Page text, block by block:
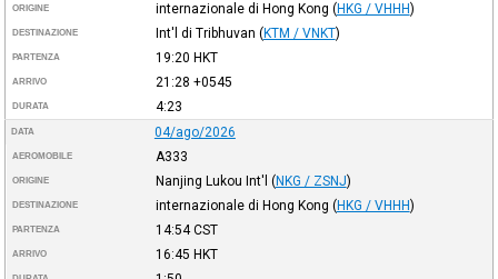
ORIGINE internazionale di Hong Kong (HKG / VHHH)
DESTINAZIONE Int'l di Tribhuvan (KTM / VNKT)
PARTENZA 19:20 HKT
ARRIVO 21:28 +0545
DURATA 4:23
DATA 04/ago/2026
AEROMOBILE A333
ORIGINE Nanjing Lukou Int'l (NKG / ZSNJ)
DESTINAZIONE internazionale di Hong Kong (HKG / VHHH)
PARTENZA 14:54CST
ARRIVO 16:45 HKT